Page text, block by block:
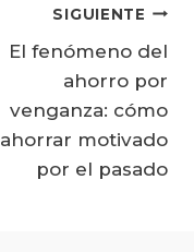
SIGUIENTE
El fenómeno del
ahorro por
venganza: cómo
ahorrar motivado
por el pasado